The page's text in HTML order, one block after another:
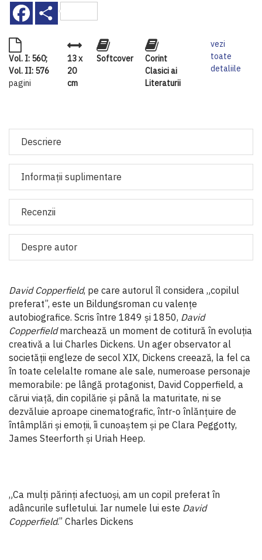
Facebook
Vol. I: 560;
Vol. II: 576
pagini
13 x
20
cm
Softcover
Corint
Clasici ai
Literaturii
vezi
toate
detaliile
Descriere
Informaţii suplimentare
Recenzii
Despre autor
David Copperfield, pe care autorul îl considera „copilul
preferat”, este un Bildungsroman cu valențe
autobiografice. Scris între 1849 și 1850, David
Copperfieldmarchează un moment de cotitură în evoluția
creativă a lui Charles Dickens. Un ager observator al
societății engleze de secol XIX, Dickens creează, la fel ca
în toate celelalte romane ale sale, numeroase personaje
memorabile: pe lângă protagonist, David Copperfield, a
cărui viață, din copilărie și până la maturitate, ni se
dezvăluie aproape cinematografic, într-o înlănțuire de
întâmplări și emoții, îi cunoaștem și pe Clara Peggotty,
James Steerforth și Uriah Heep.
„Ca mulți părinți afectuoși, am un copil preferat în
adâncurile sufletului. Iar numele lui este David
Copperfield.” Charles Dickens